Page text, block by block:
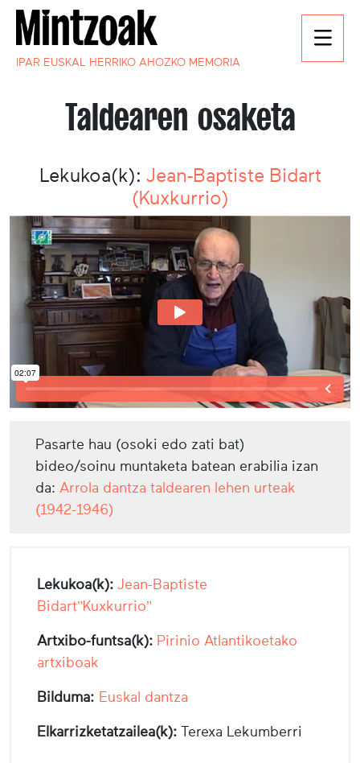
IPAR EUSKAL HERRIKO AHOZKO MEMORIA
Taldearen osaketa
Lekukoa(k): Jean-Baptiste Bidart
(Kuxkurrio)
Pasarte hau (osoki edo zati bat)
bideo/soinu muntaketa batean erabilia izan
da: Arrola dantza taldearen lehen urteak
(1942-1946)
Lekukoa(k): Jean-Baptiste
Bidart"Kuxkurrio"
Artxibo-funtsa(k): Pirinio Atlantikoetako
artxiboak
Bilduma: Euskal dantza
Elkarrizketatzailea(k): Terexa Lekumberri